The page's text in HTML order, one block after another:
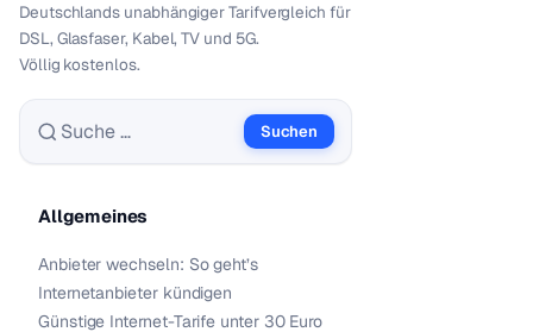
Deutschlands unabhängiger Tarif­vergleich für
DSL, Glasfaser, Kabel, TV und 5G.
Völlig kostenlos.
Suche nach:
Suchen
Allgemeines
Anbieter wechseln: So geht’s
Internetanbieter kündigen
Günstige Internet-Tarife unter 30 Euro